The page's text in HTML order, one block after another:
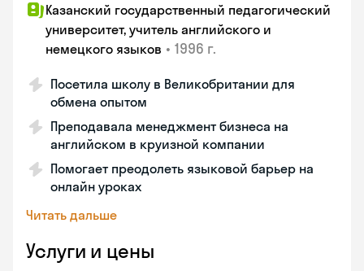
Казанский государственный педагогический
университет, учитель английского и
немецкого языков • 1996 г.
Посетила школу в Великобритании для
обмена опытом
Преподавала менеджмент бизнеса на
английском в круизной компании
Помогает преодолеть языковой барьер на
онлайн уроках
Читать дальше
Услуги и цены